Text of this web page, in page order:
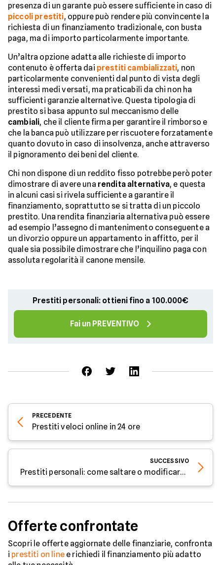
presenza di un garante può essere sufficiente in caso di
piccoli prestiti, oppure può rendere più convincente la
richiesta di un finanziamento tradizionale, con busta
paga, ma di importo particolarmente importante.
Un’altra opzione adatta alle richieste di importo
contenuto è offerta dai prestiti cambializzati, non
particolarmente convenienti dal punto di vista degli
interessi medi versati, ma praticabili da chi non ha
sufficienti garanzie alternative. Questa tipologia di
prestito si basa appunto sul meccanismo delle
cambiali, che il cliente firma per garantire il rimborso e
che la banca può utilizzare per riscuotere forzatamente
quanto dovuto in caso di insolvenza, anche attraverso
il pignoramento dei beni del cliente.
Chi non dispone di un reddito fisso potrebbe però poter
dimostrare di avere una rendita alternativa, e questa
in alcuni casi si rivela sufficiente a garantire il
finanziamento, soprattutto se si tratta di un piccolo
prestito. Una rendita finanziaria alternativa può essere
ad esempio l’assegno di mantenimento conseguente a
un divorzio oppure un appartamento in affitto, per il
quale sia possibile dimostrare che l’inquilino paga con
assoluta regolarità il canone mensile.
Prestiti personali: ottieni fino a 100.000€
Fai un PREVENTIVO
PRECEDENTE
Prestiti veloci online in 24 ore
SUCCESSIVO
Prestiti personali: come saltare o modificare la rata
Offerte confrontate
Scopri le offerte aggiornate delle finanziarie, confronta
i prestiti on linee richiedi il finanziamento più adatto